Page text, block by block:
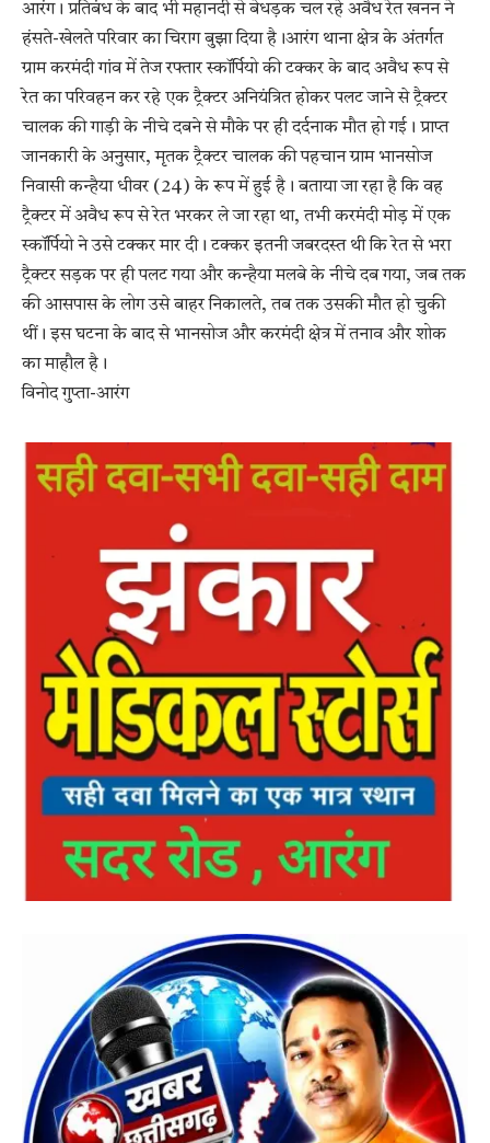
आरंग। प्रतिबंध के बाद भी महानदी से बेधड़क चल रहे अवैध रेत खनन ने
हंसते-खेलते परिवार का चिराग बुझा दिया है।आरंग थाना क्षेत्र के अंतर्गत
ग्राम करमंदी गांव में तेज रफ्तार स्कॉर्पियो की टक्कर के बाद अवैध रूप से
रेत का परिवहन कर रहे एक ट्रैक्टर अनियंत्रित होकर पलट जाने से ट्रैक्टर
चालक की गाड़ी के नीचे दबने से मौके पर ही दर्दनाक मौत हो गई। प्राप्त
जानकारी के अनुसार, मृतक ट्रैक्टर चालक की पहचान ग्राम भानसोज
निवासी कन्हैया धीवर (24) के रूप में हुई है। बताया जा रहा है कि वह
ट्रैक्टर में अवैध रूप से रेत भरकर ले जा रहा था, तभी करमंदी मोड़ में एक
स्कॉर्पियो ने उसे टक्कर मार दी। टक्कर इतनी जबरदस्त थी कि रेत से भरा
ट्रैक्टर सड़क पर ही पलट गया और कन्हैया मलबे के नीचे दब गया, जब तक
की आसपास के लोग उसे बाहर निकालते, तब तक उसकी मौत हो चुकी
थीं। इस घटना के बाद से भानसोज और करमंदी क्षेत्र में तनाव और शोक
का माहौल है।
विनोद गुप्ता-आरंग